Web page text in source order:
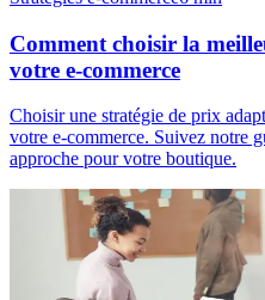
Comment choisir la
votre e-commerce
Choisir une stratégie de prix
votre e-commerce. Suivez notre
approche pour votre boutique.